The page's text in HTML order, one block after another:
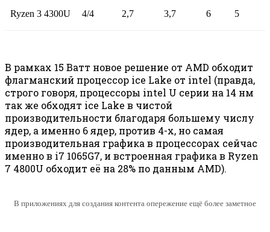
Ryzen 3 4300U 4/4 2,7 3,7 6 5
В рамках 15 Ватт новое решение от AMD обходит
флагманский процессор ice Lake от intel (правда,
строго говоря, процессоры intel U серии на 14 нм
так же обходят ice Lake в чистой
производительности благодаря большему числу
ядер, а именно 6 ядер, против 4-х, но самая
производительная графика в процессорах сейчас
именно в i7 1065G7, и встроенная графика в Ryzen
7 4800U обходит её на 28% по данным AMD).
В приложениях для создания контента опережение ещё более заметное